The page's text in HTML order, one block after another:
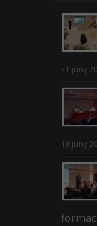
21 juny
18 juny